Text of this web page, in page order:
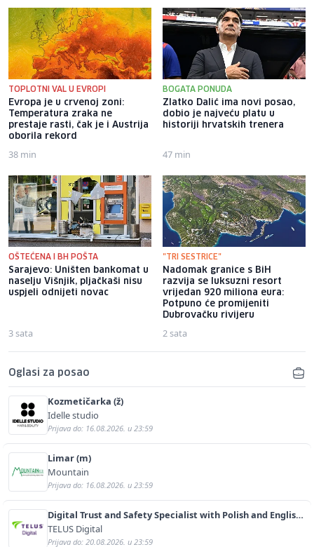
TOPLOTNI VAL U EVROPI
Evropa je u crvenoj zoni:
Temperatura zraka ne
prestaje rasti, čak je i Austrija
oborila rekord
38 min
BOGATA PONUDA
Zlatko Dalić ima novi posao,
dobio je najveću platu u
historiji hrvatskih trenera
47 min
OŠTEĆENA I BH POŠTA
Sarajevo: Uništen bankomat u
naselju Višnjik, pljačkaši nisu
uspjeli odnijeti novac
3 sata
"TRI SESTRICE"
Nadomak granice s BiH
razvija se luksuzni resort
vrijedan 920 miliona eura:
Potpuno će promijeniti
Dubrovačku rivijeru
2 sata
Oglasi za posao
Kozmetičarka (ž)
Idelle studio
Prijava do: 16.08.2026. u 23:59
Limar (m)
Mountain
Prijava do: 16.08.2026. u 23:59
Digital Trust and Safety Specialist with Polish and English
(m/f)
TELUS Digital
Prijava do: 20.08.2026. u 23:59